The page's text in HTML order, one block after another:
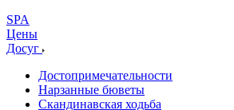
SPA
Цены
Досуг
Достопримечательности
Нарзанные бюветы
Скандинавская ходьба